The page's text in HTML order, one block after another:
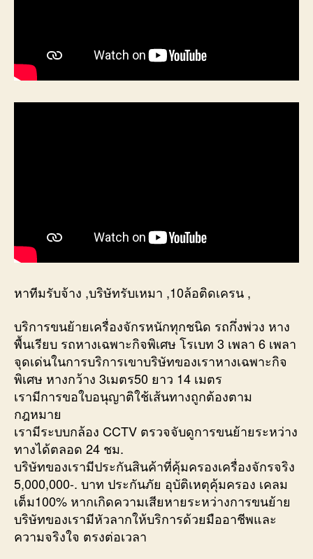
หาทีมรับจ้าง ,บริษัทรับเหมา ,10ล้อติดเครน ,
บริการขนย้ายเครื่องจักรหนักทุกชนิด รถกึ่งพ่วง หาง
พื้นเรียบ รถหางเฉพาะกิจพิเศษ โรเบท 3 เพลา 6 เพลา
จุดเด่นในการบริการเขาบริษัทของเราหางเฉพาะกิจ
พิเศษ หางกว้าง 3เมตร50 ยาว 14 เมตร
เรามีการขอใบอนุญาติใช้เส้นทางถูกต้องตาม
กฎหมาย
เรามีระบบกล้อง CCTV ตรวจจับดูการขนย้ายระหว่าง
ทางได้ตลอด 24 ชม.
บริษัทของเรามีประกันสินค้าที่คุ้มครองเครื่องจักรจริง
5,000,000-. บาท ประกันภัย อุบัติเหตุคุ้มครอง เคลม
เต็ม100% หากเกิดความเสียหายระหว่างการขนย้าย
บริษัทของเรามีหัวลากให้บริการด้วยมืออาชีพและ
ความจริงใจ ตรงต่อเวลา